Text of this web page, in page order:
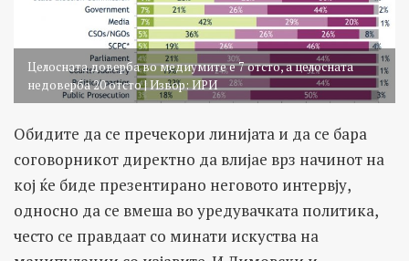
Целосната доверба во медиумите е 7 отсто, а целосната
недоверба 20 отсто | Извор: ИРИ
Обидите да се пречекори линијата и да се бара
соговорникот директно да влијае врз начинот на
кој ќе биде презентирано неговото интервју,
односно да се вмеша во уредувачката политика,
често се правдаат со минати искуства на